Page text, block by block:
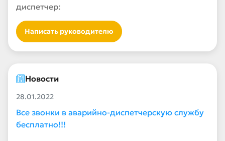
диспетчер:
Написать руководителю
Новости
28.01.2022
Все звонки в аварийно-диспетчерскую службу
бесплатно!!!